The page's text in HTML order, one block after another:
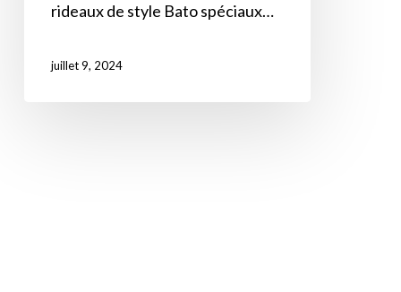
rideaux de style Bato spéciaux…
juillet 9, 2024